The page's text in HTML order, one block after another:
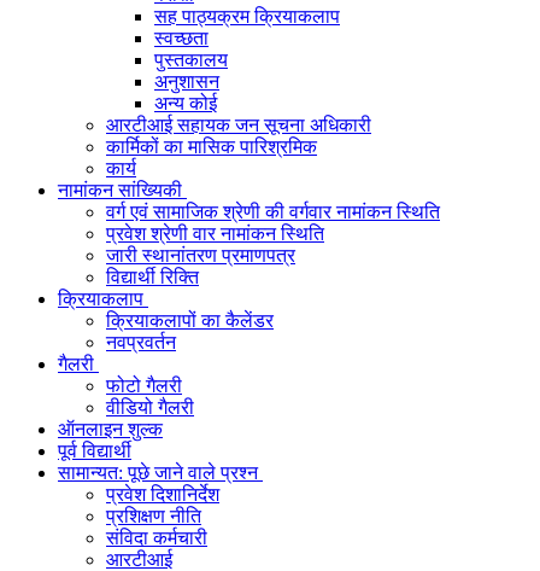
सह पाठ्यक्रम क्रियाकलाप
स्वच्छता
पुस्तकालय
अनुशासन
अन्य कोई
आरटीआई सहायक जन सूचना अधिकारी
कार्मिकों का मासिक पारिश्रमिक
कार्य
नामांकन सांख्यिकी
वर्ग एवं सामाजिक श्रेणी की वर्गवार नामांकन स्थिति
प्रवेश श्रेणी वार नामांकन स्थिति
जारी स्थानांतरण प्रमाणपत्र
विद्यार्थी रिक्ति
क्रियाकलाप
क्रियाकलापों का कैलेंडर
नवप्रवर्तन
गैलरी
फोटो गैलरी
वीडियो गैलरी
ऑनलाइन शुल्क
पूर्व विद्यार्थी
सामान्यत: पूछे जाने वाले प्रश्न
प्रवेश दिशानिर्देश
प्रशिक्षण नीति
संविदा कर्मचारी
आरटीआई